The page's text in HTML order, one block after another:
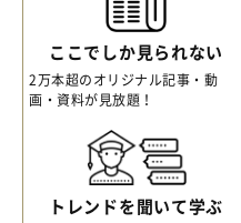
ここでしか見られない
2万本超のオリジナル記事・動
画・資料が見放題！
トレンドを聞いて学ぶ